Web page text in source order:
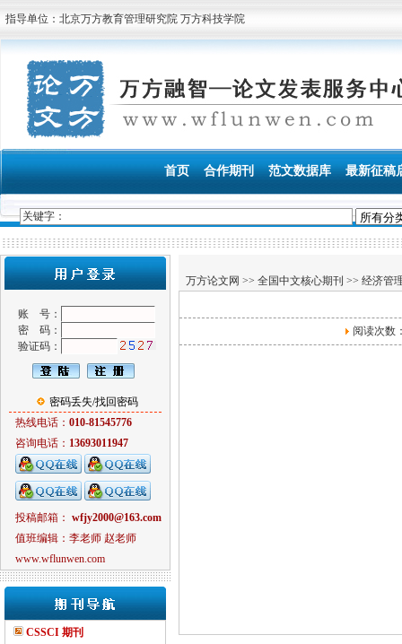
指导单位：北京万方教育管理研究院 万方科技学院
首页 合作期刊 范文数据库 最新征稿
账 号：
密 码：
验证码：
密码丢失/找回密码
热线电话： 010-81545776
咨询电话： 13693011947
投稿邮箱： wfjy2000@163.com
值班编辑：李老师 赵老师
www.wflunwen.com
CSSCI 期刊
万方论文网 >>全国中文核心期刊 >>经济管
阅读次数